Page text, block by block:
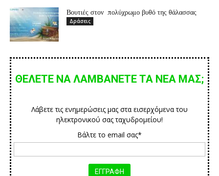
Βουτιές στον πολύχρωμο βυθό της θάλασσας
Δράσεις
ΘΕΛΕΤΕ ΝΑ ΛΑΜΒΑΝΕΤΕ ΤΑ ΝΕΑ ΜΑΣ;
Λάβετε τις ενημερώσεις μας στα εισερχόμενα του
ηλεκτρονικού σας ταχυδρομείου!
Βάλτε το email σας*